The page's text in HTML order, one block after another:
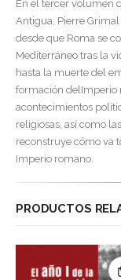
En el tercer volumen
Antigua, Pierre
desde que Roma se
Mediterráneo tras la
hasta la muerte del
formación delImperio
acontecimientos
religiosas, así como
reconstruye cómo va
Imperio romano.
PRODUCTOS